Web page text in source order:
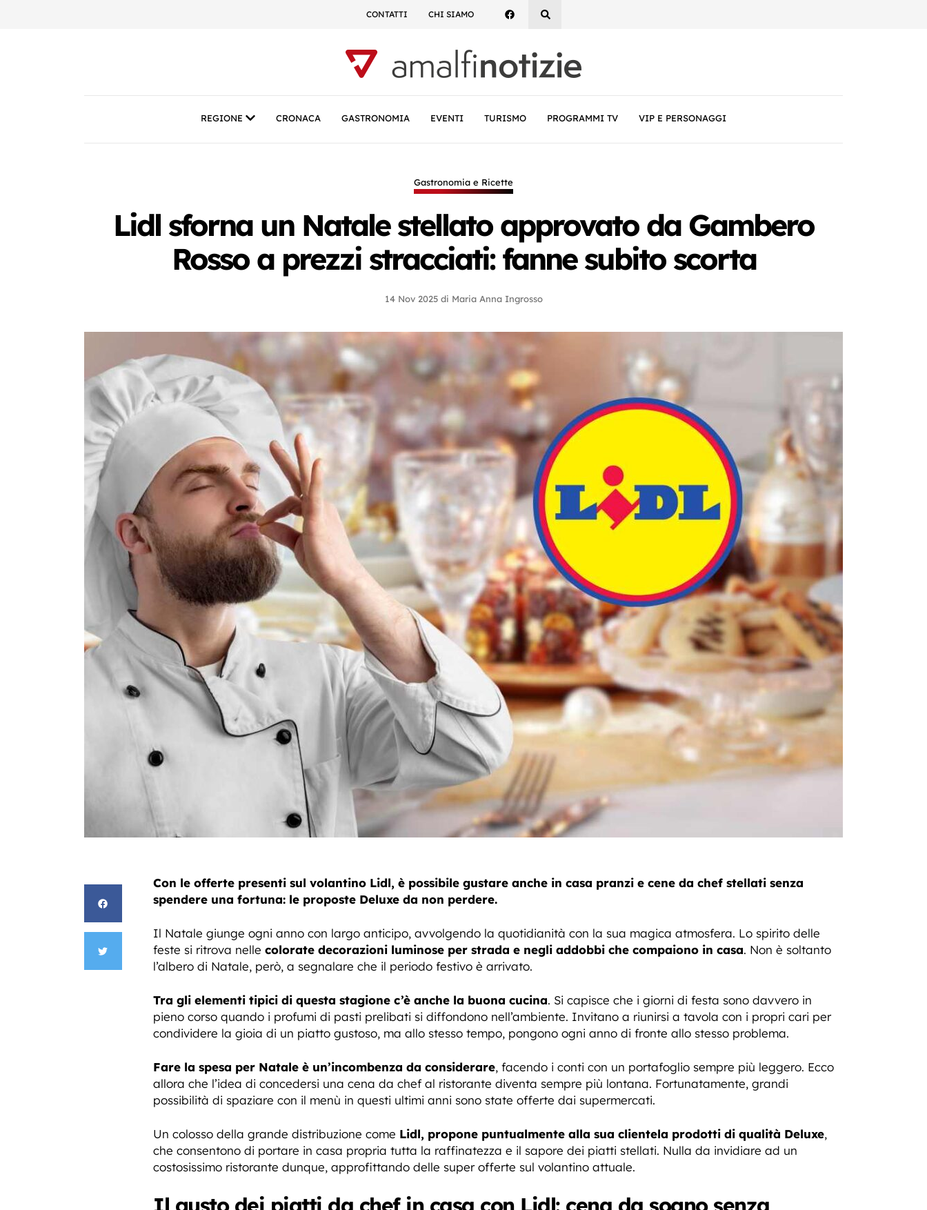
CONTATTI CHI SIAMO
REGIONE CRONACA GASTRONOMIA EVENTI TURISMO PROGRAMMI TV VIP E PERSONAGGI
Gastronomia e Ricette
Lidl sforna un Natale stellato approvato da Gambero
Rosso a prezzi stracciati: fanne subito scorta
14 Nov 2025 di Maria Anna Ingrosso
Con le offerte presenti sul volantino Lidl, è possibile gustare anche in casa pranzi e cene da chef stellati senza
spendere una fortuna: le proposte Deluxe da non perdere.
Il Natale giunge ogni anno con largo anticipo, avvolgendo la quotidianità con la sua magica atmosfera. Lo spirito delle
feste si ritrova nelle colorate decorazioni luminose per strada e negli addobbi che compaiono in casa. Non è soltanto
l’albero di Natale, però, a segnalare che il periodo festivo è arrivato.
Tra gli elementi tipici di questa stagione c’è anche la buona cucina. Si capisce che i giorni di festa sono davvero in
pieno corso quando i profumi di pasti prelibati si diffondono nell’ambiente. Invitano a riunirsi a tavola con i propri cari per
condividere la gioia di un piatto gustoso, ma allo stesso tempo, pongono ogni anno di fronte allo stesso problema.
Fare la spesa per Natale è un’incombenza da considerare, facendo i conti con un portafoglio sempre più leggero. Ecco
allora che l’idea di concedersi una cena da chef al ristorante diventa sempre più lontana. Fortunatamente, grandi
possibilità di spaziare con il menù in questi ultimi anni sono state offerte dai supermercati.
Un colosso della grande distribuzione come Lidl, propone puntualmente alla sua clientela prodotti di qualità Deluxe,
che consentono di portare in casa propria tutta la raffinatezza e il sapore dei piatti stellati. Nulla da invidiare ad un
costosissimo ristorante dunque, approfittando delle super offerte sul volantino attuale.